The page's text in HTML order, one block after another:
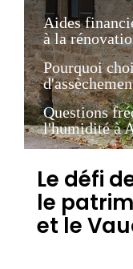
Aides
à la
Pourquoi
Questions
l'humidité à
Le défi
le
et le